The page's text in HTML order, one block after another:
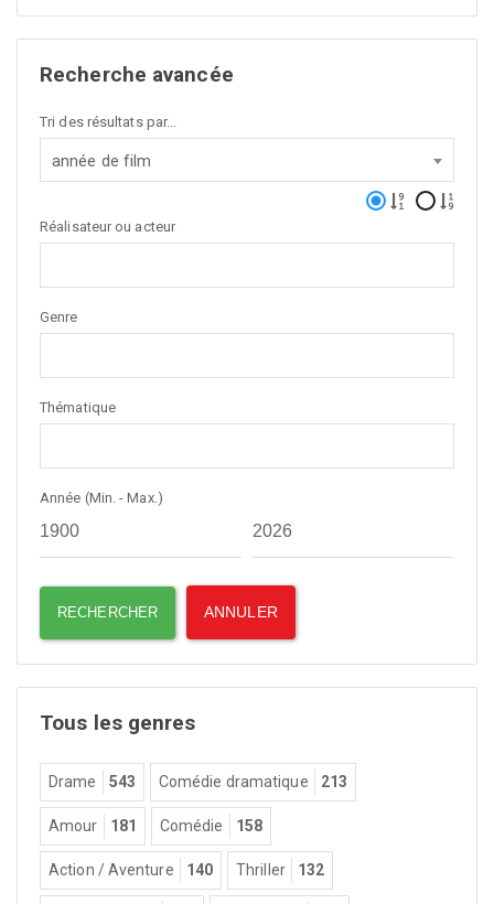
Recherche avancée
Tri des résultats par...
année de film
Réalisateur ou acteur
Genre
Thématique
Année (Min. - Max.)
Tous les genres
Drame 543 Comédie dramatique 213
Amour 181 Comédie 158
Action / Aventure 140 Thriller 132